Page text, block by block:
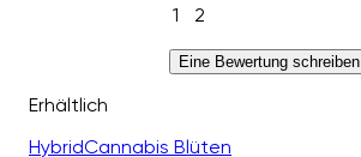
1 2
Eine Bewertung schreiben
Erhältlich
HybridCannabis Blüten